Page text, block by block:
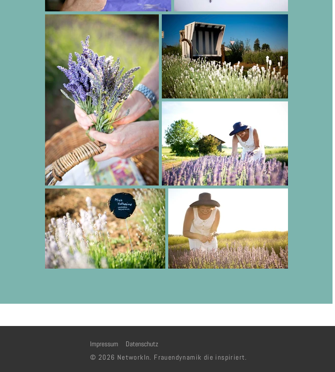
Impressum
Datenschutz
© 2026 NetworkIn. Frauendynamik die inspiriert.